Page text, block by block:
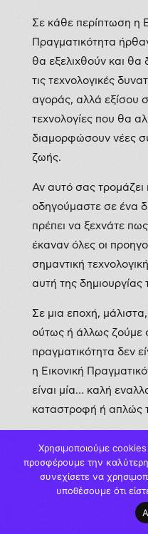
Σε κάθε περίπτωση η
Πραγματικότητα
θα εξελιχθούν και
τις τεχνολογικές
αγοράς, αλλά εξίσου
τεχνολογίες που θα
διαμορφώσουν νέες
ζωής.
Αν αυτό σας τρομάζει
οδηγούμαστε σε ένα
πρέπει να ξεχνάτε
έκαναν όλες οι
σημαντική
αυτή της δημιουργίας
Σε μια εποχή,
ούτως ή άλλως ζούμε
πραγματικότητα δεν
η Εικονική
είναι μία… καλή
καταστροφή ή απλώς
Για περισσότερα
σχεδιασμό και πώς
εκμεταλλευτείτε για
Χρησιμοποιούμε
προσφέρουμε την
συνεχίσετε να
υποθέσουμε ότι